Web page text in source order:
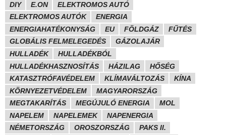
DIY
E.ON
ELEKTROMOS AUTÓ
ELEKTROMOS AUTÓK
ENERGIA
ENERGIAHATÉKONYSÁG
EU FÖLDGÁZ
FŰTÉS
GLOBÁLIS FELMELEGEDÉS
GÁZOLAJÁR
HULLADÉK
HULLADÉKBÓL
HULLADÉKHASZNOSÍTÁS
HÁZILAG
HŐSÉG
KATASZTRÓFAVÉDELEM
KLÍMAVÁLTOZÁS
KÍNA
KÖRNYEZETVÉDELEM
MAGYARORSZÁG
MEGTAKARÍTÁS
MEGÚJULÓ ENERGIA
MOL
NAPELEM
NAPELEMEK
NAPENERGIA
NÉMETORSZÁG
OROSZORSZÁG
PAKS II.